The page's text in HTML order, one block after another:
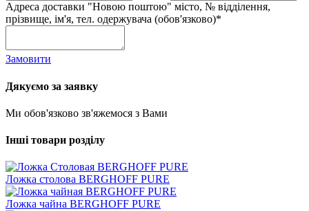
Адреса доставки "Новою поштою" місто, № відділення,
прізвище, ім'я, тел. одержувача (обов'язково)*
Замовити
Дякуємо за заявку
Ми обов'язково зв'яжемося з Вами
Інші товари розділу
Ложка столова BERGHOFF PURE
Ложка чайна BERGHOFF PURE